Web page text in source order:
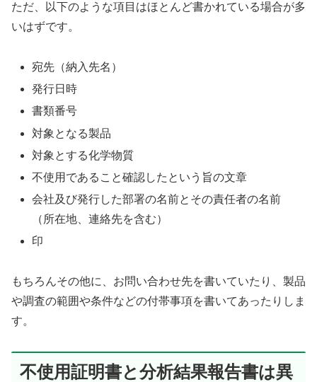
ただ、以下のような項目はほとんど書かれている場合が多
いはずです。
宛先（納入先名）
発行日時
書類番号
対象となる製品
対象とする化学物質
不使用であること確認したという旨の文章
会社及び発行した部署の名前とその責任者の名前
（所在地、連絡先を含む）
印
もちろんその他に、お問い合わせ先を書いていたり、製品
や調査の範囲や条件などの付帯事項を書いてあったりしま
す。
不使用証明書と分析結果報告書は異